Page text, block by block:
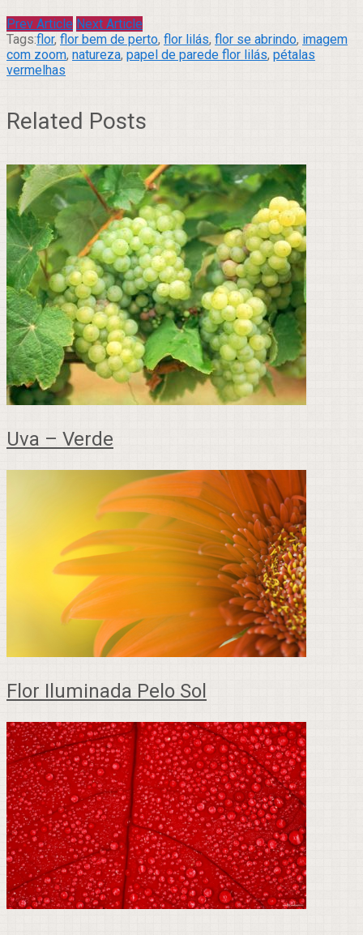
Prev Article Next Article
Tags:flor, flor bem de perto, flor lilás, flor se abrindo, imagem
com zoom, natureza, papel de parede flor lilás, pétalas
vermelhas
Related Posts
Uva – Verde
Flor Iluminada Pelo Sol